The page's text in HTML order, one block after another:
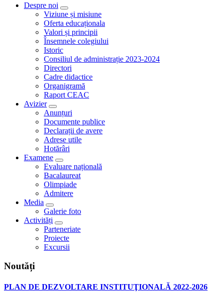
Despre noi
Viziune și misiune
Oferta educaționala
Valori și principii
Însemnele colegiului
Istoric
Consiliul de administrație 2023-2024
Directori
Cadre didactice
Organigramă
Raport CEAC
Avizier
Anunțuri
Documente publice
Declarații de avere
Adrese utile
Hotărâri
Examene
Evaluare națională
Bacalaureat
Olimpiade
Admitere
Media
Galerie foto
Activități
Parteneriate
Proiecte
Excursii
Noutăți
PLAN DE DEZVOLTARE INSTITUŢIONALĂ 2022-2026